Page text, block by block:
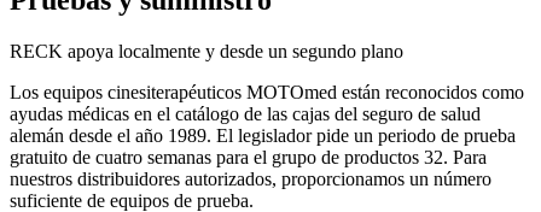
RECK apoya localmente y desde un segundo plano
Los equipos cinesiterapéuticos MOTOmed están reconocidos como
ayudas médicas en el catálogo de las cajas del seguro de salud
alemán desde el año 1989. El legislador pide un periodo de prueba
gratuito de cuatro semanas para el grupo de productos 32. Para
nuestros distribuidores autorizados, proporcionamos un número
suficiente de equipos de prueba.